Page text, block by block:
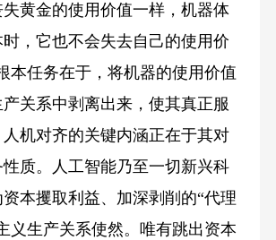
黄金的使用价值一样，机器体
，它也不会失去自己的使用价
本任务在于，将机器的使用价值
关系中剥离出来，使其真正服
机对齐的关键内涵正在于其对
质。人工智能乃至一切新兴科
本攫取利益、加深剥削的“代理
义生产关系使然。唯有跳出资本